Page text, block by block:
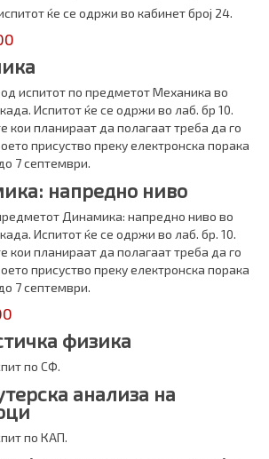
ќе се одржи во кабинет број 24.
испитот по предметот Механика во
Испитот ќе се одржи во лаб. бр 10.
кои планираат да полагаат треба да го
присуство преку електронска порака
7 септември.
напредно ниво
Динамика: напредно ниво во
Испитот ќе се одржи во лаб. бр. 10.
кои планираат да полагаат треба да го
присуство преку електронска порака
7 септември.
физика
по СФ.
анализа на
по КАП.